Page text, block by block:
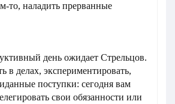
то, наладить прерванные
день ожидает Стрельцов.
в делах, экспериментировать,
поступки: сегодня вам
свои обязанности или